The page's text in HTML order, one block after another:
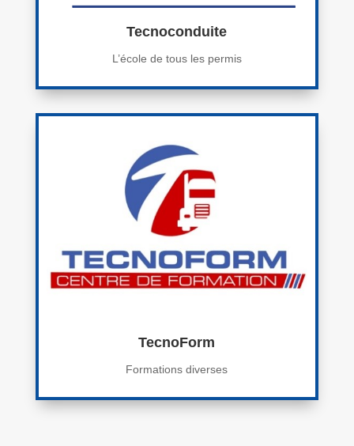
Tecnoconduite
L’école de tous les permis
TecnoForm
Formations diverses